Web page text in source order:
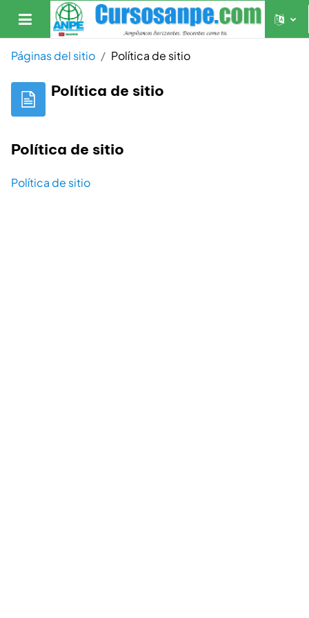
Salta al contenido principal
Panel lateral
Páginas del sitio
Política de sitio
Política de sitio
Política de sitio
Política de sitio